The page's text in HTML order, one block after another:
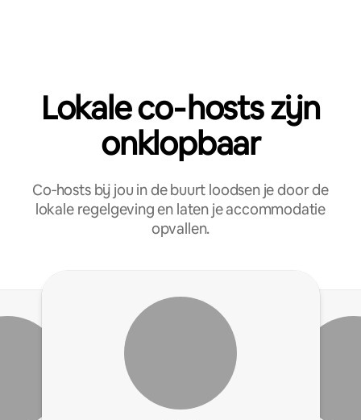
Lokale co‑hosts zijn
onklopbaar
Co‑hosts bij jou in de buurt loodsen je door de
lokale regelgeving en laten je accommodatie
opvallen.